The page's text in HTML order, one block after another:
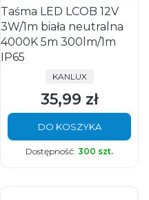
Taśma LED LCOB 12V
3W/1m biała neutralna
4000K 5m 300lm/1m
IP65
PRODUCENT
KANLUX
Cena
35,99 zł
DO KOSZYKA
Dostępność: 300 szt.